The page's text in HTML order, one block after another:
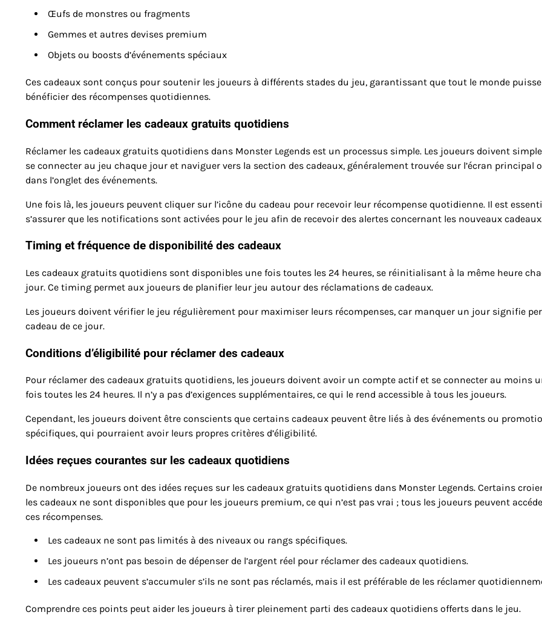
Œufs de monstres ou fragments
Gemmes et autres devises premium
Objets ou boosts d’événements spéciaux
Ces cadeaux sont conçus pour soutenir les joueurs à différents stades du jeu, garantissant que tout le monde puisse
bénéficier des récompenses quotidiennes.
Comment réclamer les cadeaux gratuits quotidiens
Réclamer les cadeaux gratuits quotidiens dans Monster Legends est un processus simple. Les joueurs doivent
se connecter au jeu chaque jour et naviguer vers la section des cadeaux, généralement trouvée sur l’écran principal
dans l’onglet des événements.
Une fois là, les joueurs peuvent cliquer sur l’icône du cadeau pour recevoir leur récompense quotidienne. Il est
s’assurer que les notifications sont activées pour le jeu afin de recevoir des alertes concernant les nouveaux
Timing et fréquence de disponibilité des cadeaux
Les cadeaux gratuits quotidiens sont disponibles une fois toutes les 24 heures, se réinitialisant à la même heure
jour. Ce timing permet aux joueurs de planifier leur jeu autour des réclamations de cadeaux.
Les joueurs doivent vérifier le jeu régulièrement pour maximiser leurs récompenses, car manquer un jour signifie
cadeau de ce jour.
Conditions d’éligibilité pour réclamer des cadeaux
Pour réclamer des cadeaux gratuits quotidiens, les joueurs doivent avoir un compte actif et se connecter au moins
fois toutes les 24 heures. Il n’y a pas d’exigences supplémentaires, ce qui le rend accessible à tous les joueurs.
Cependant, les joueurs doivent être conscients que certains cadeaux peuvent être liés à des événements ou
spécifiques, qui pourraient avoir leurs propres critères d’éligibilité.
Idées reçues courantes sur les cadeaux quotidiens
De nombreux joueurs ont des idées reçues sur les cadeaux gratuits quotidiens dans Monster Legends. Certains
les cadeaux ne sont disponibles que pour les joueurs premium, ce qui n’est pas vrai ; tous les joueurs peuvent
ces récompenses.
Les cadeaux ne sont pas limités à des niveaux ou rangs spécifiques.
Les joueurs n’ont pas besoin de dépenser de l’argent réel pour réclamer des cadeaux quotidiens.
Les cadeaux peuvent s’accumuler s’ils ne sont pas réclamés, mais il est préférable de les réclamer
Comprendre ces points peut aider les joueurs à tirer pleinement parti des cadeaux quotidiens offerts dans le jeu.